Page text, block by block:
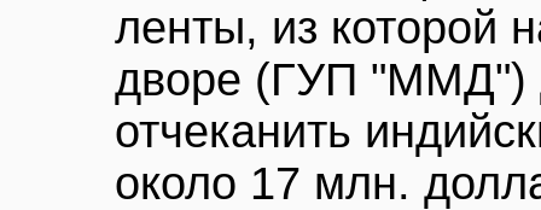
ленты, из которой
дворе (ГУП "ММД")
отчеканить
около 17 млн.